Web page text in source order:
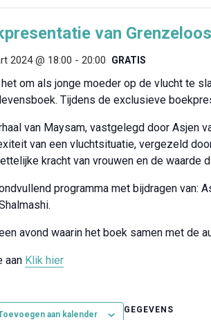
van
2024 @ 18:00 - 20:00 GRATIS
om als jonge moeder op de vlucht te
Tijdens de exclusieve
van Maysam, vastgelegd door Asjen
van een vluchtsituatie, vergezeld
kracht van vrouwen en de waarde
programma met bijdragen van:
avond waarin het boek samen met de
aan Klik hier
aan kalender
GEGEVENS